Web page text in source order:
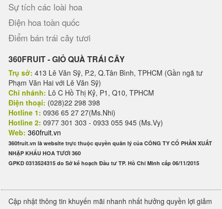
Sự tích các loài hoa
Điện hoa toàn quốc
Điểm bán trái cây tươi
360FRUIT - GIỎ QUÀ TRÁI CÂY
Trụ sở: 413 Lê Văn Sỹ, P.2, Q.Tân Bình, TPHCM (Gần ngã tư
Phạm Văn Hai với Lê Văn Sỹ)
Chi nhánh: Lô C Hồ Thị Kỷ, P1, Q10, TPHCM
Điện thoại: (028)22 298 398
Hotline 1: 0936 65 27 27(Ms.Nhi)
Hotline 2: 0977 301 303 - 0933 055 945 (Ms.Vy)
Web: 360fruit.vn
360fruit.vn là website trực thuộc quyền quản lý của CÔNG TY CỔ PHẦN XUẤT
NHẬP KHẨU HOA TƯƠI 360
GPKD 0313524315 do Sở kế hoạch Đầu tư TP. Hồ Chí Minh cấp 06/11/2015
Cập nhật thông tin khuyến mãi nhanh nhất hưởng quyền lợi giảm